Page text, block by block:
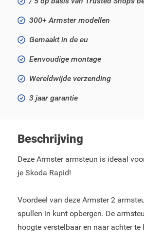
300+ Armster modellen
Gemaakt in de eu
Eenvoudige montage
Wereldwijde verzending
3 jaar garantie
Beschrijving
Deze Armster armsteun is ideaal
je Skoda Rapid!
Voordeel van deze Armster 2
spullen in kunt opbergen. De
hoogte verstelbaar en naar achter te